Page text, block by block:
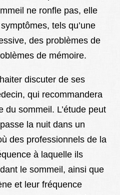
ne ronfle pas, elle
tels qu’une
des problèmes de
de mémoire.
discuter de ses
qui recommandera
du sommeil. L’étude peut
la nuit dans un
des professionnels de la
à laquelle ils
le sommeil, ainsi que
et leur fréquence